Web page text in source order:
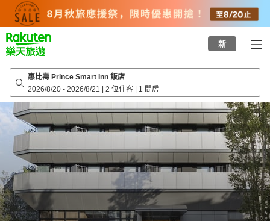
top
page
新
惠比壽 Prince Smart Inn 飯店
2026/8/20 - 2026/8/21 | 2 位住客 | 1 間房